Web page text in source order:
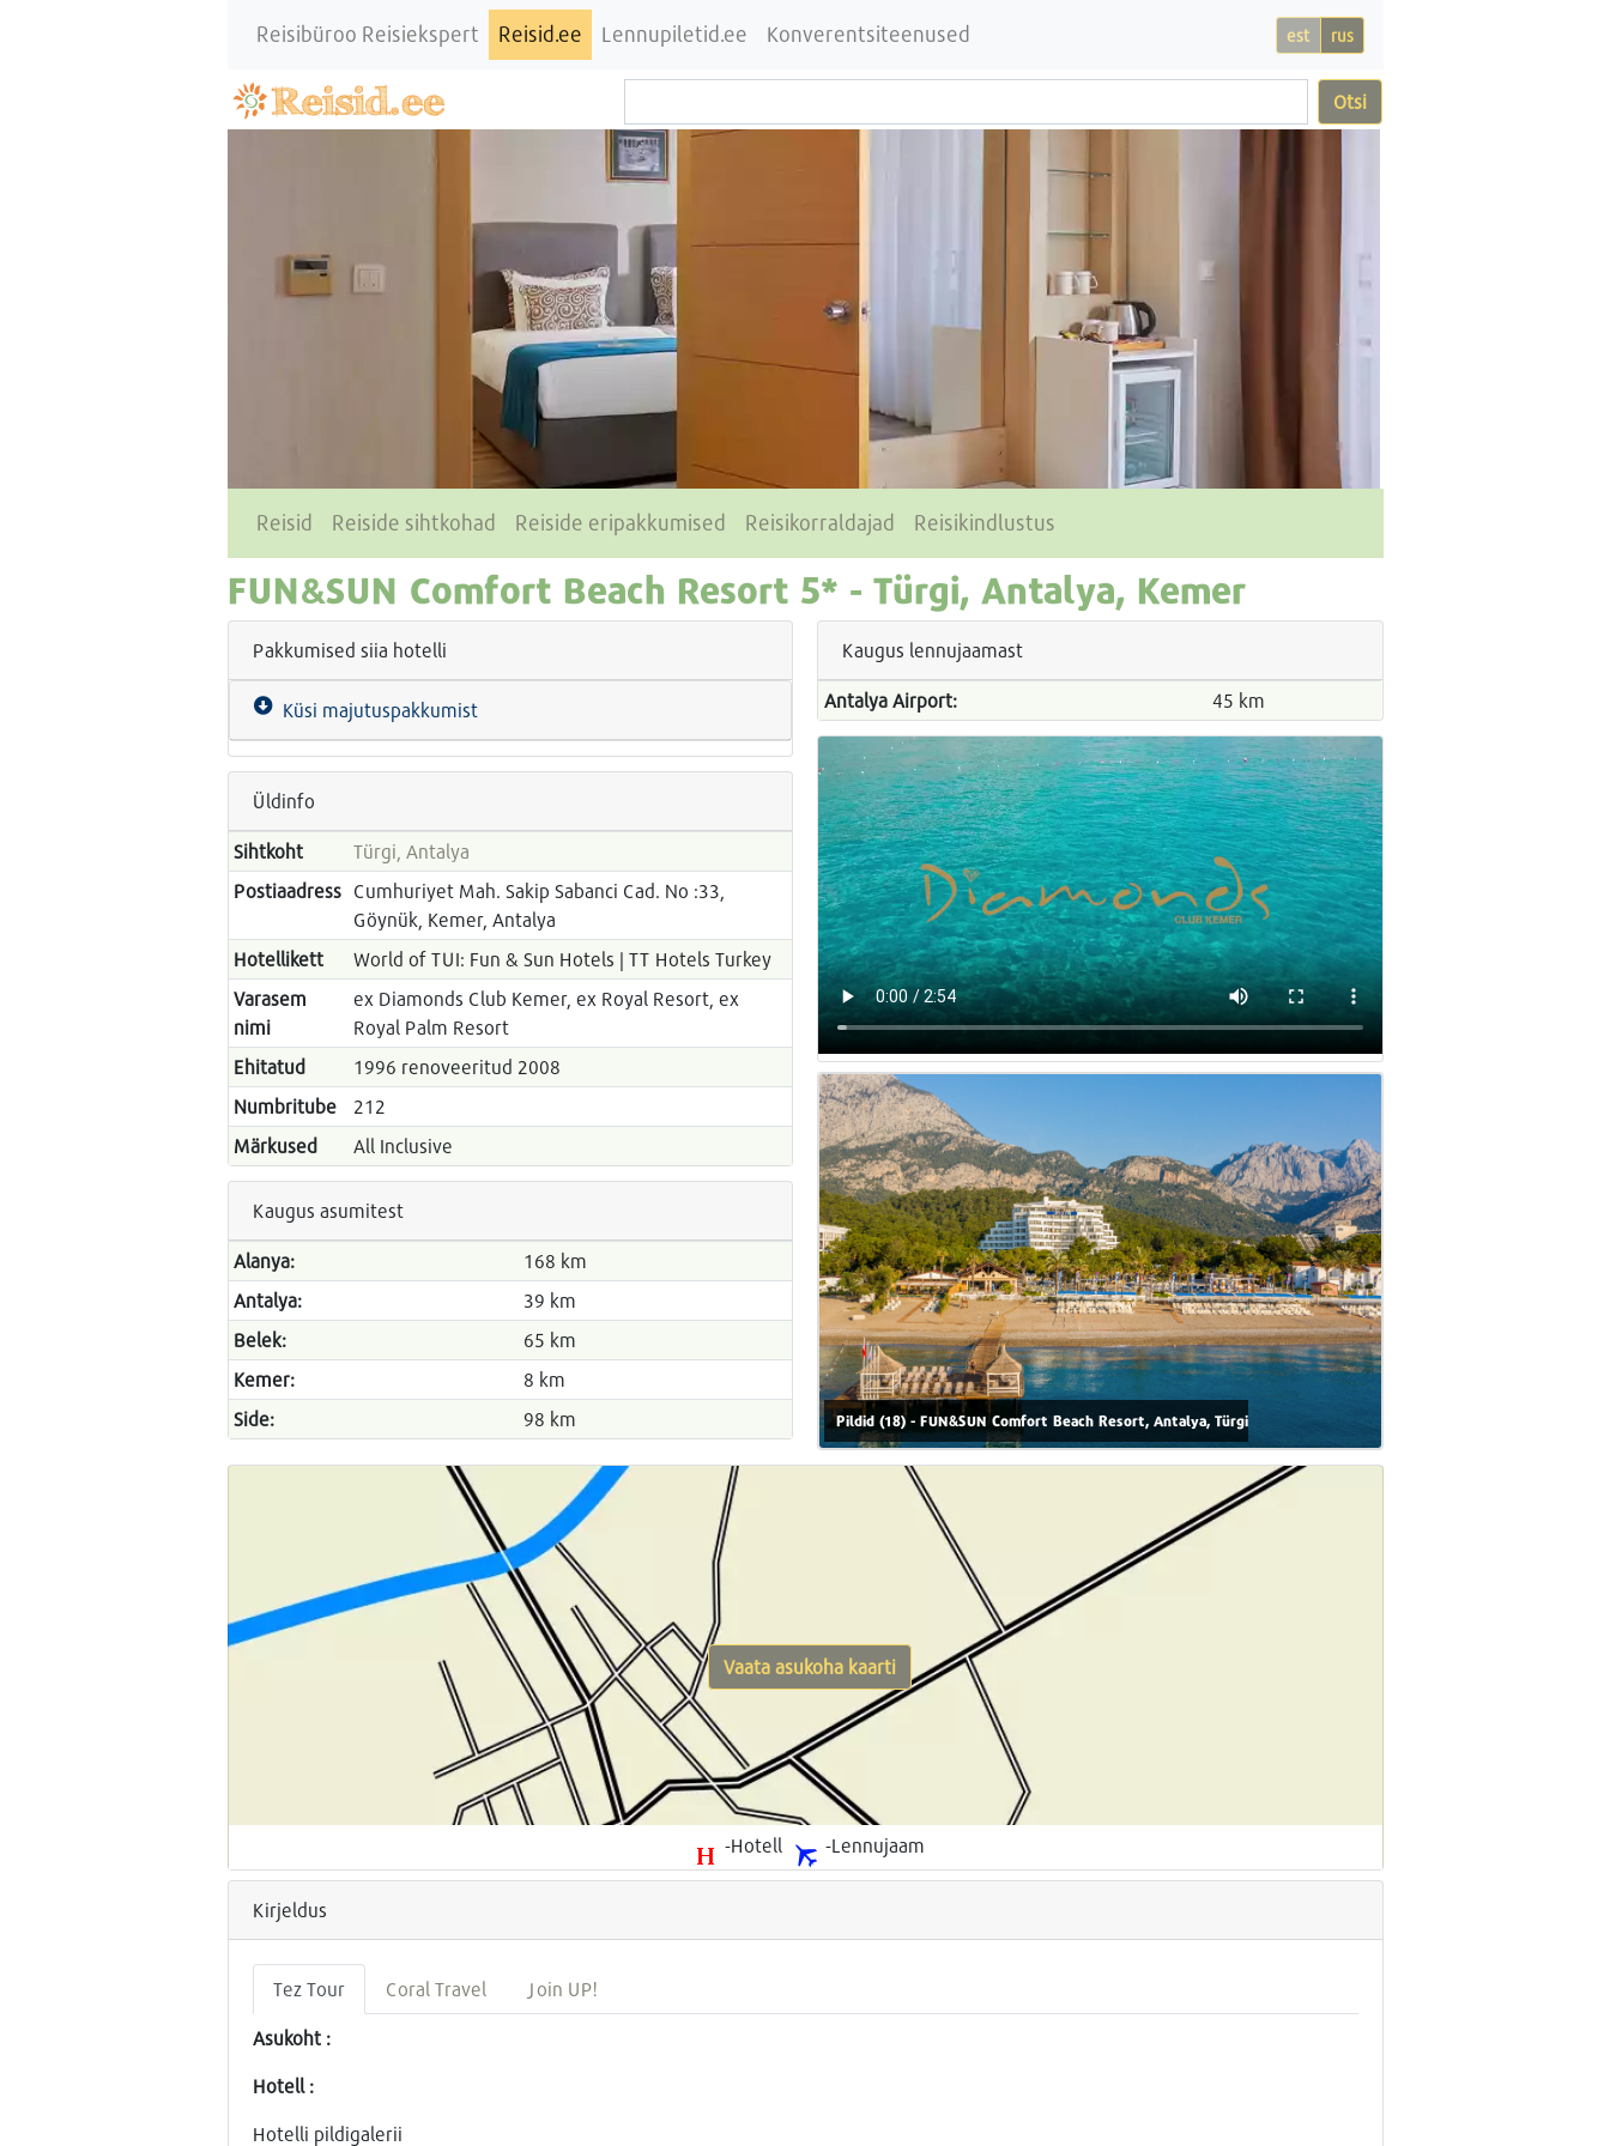
Reisibüroo Reisiekspert Reisid.ee Lennupiletid.ee Konverentsiteenused est rus
Otsi
Reisid Reiside sihtkohad Reiside eripakkumised Reisikorraldajad Reisikindlustus
FUN&SUN Comfort Beach Resort 5* - Türgi, Antalya, Kemer
Pakkumised siia hotelli
Küsi majutuspakkumist
Üldinfo
Sihtkoht
Türgi, Antalya
Postiaadress Cumhuriyet Mah. Sakip Sabanci Cad. No :33,
Göynük, Kemer, Antalya
Hotellikett
World of TUI: Fun & Sun Hotels | TT Hotels Turkey
Varasem
nimi
ex Diamonds Club Kemer, ex Royal Resort, ex
Royal Palm Resort
Ehitatud
1996 renoveeritud 2008
Numbritube
212
Märkused
All Inclusive
Kaugus asumitest
Alanya:
168 km
Antalya:
39 km
Belek:
65 km
Kemer:
8 km
Side:
98 km
Kaugus lennujaamast
Antalya Airport: 45 km
Pildid (18) - FUN&SUN Comfort Beach Resort, Antalya, Türgi
-Hotell -Lennujaam
Vaata asukoha kaarti
Kirjeldus
Tez Tour Coral Travel Join UP!
Asukoht :
Hotell :
Hotelli pildigalerii